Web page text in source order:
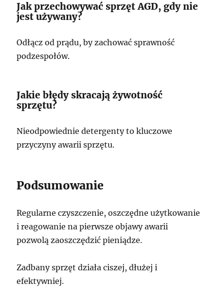
Jak przechowywać sprzęt AGD, gdy nie
jest używany?
Odłącz od prądu, by zachować sprawność
podzespołów.
Jakie błędy skracają żywotność
sprzętu?
Nieodpowiednie detergenty to kluczowe
przyczyny awarii sprzętu.
Podsumowanie
Regularne czyszczenie, oszczędne użytkowanie
i reagowanie na pierwsze objawy awarii
pozwolą zaoszczędzić pieniądze.
Zadbany sprzęt działa ciszej, dłużej i
efektywniej.